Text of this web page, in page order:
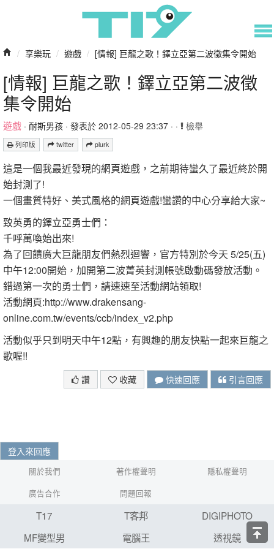
/ 享樂玩 / 遊戲 / [情報] 巨龍之歌！鐸立亞第二波徵集令開始
[情報] 巨龍之歌！鐸立亞第二波徵
集令開始
遊戲 · 耐斯男孩 · 發表於 2012-05-29 23:37 · · 檢舉
列印版 twitter plurk
這是一個我最近發現的網頁遊戲，之前期待蠻久了最近終於開
始封測了!
一個畫質特好、美式風格的網頁遊戲!蠻讚的中心分享給大家~
致英勇的鐸立亞勇士們：
千呼萬喚始出來!
為了回饋廣大巨龍朋友們熱烈迴響，官方特別於今天 5/25(五)
中午12:00開始，加開第二波菁英封測帳號啟動碼發放活動。
錯過第一次的勇士們，請速速至活動網站領取!
活動網頁:http://www.drakensang-
online.com.tw/events/ccb/index_v2.php
活動似乎只到明天中午12點，有興趣的朋友快點一起來巨龍之
歌喔!!
讚 收藏 快速回應 引言回應
登入來回應
關於我們 著作權聲明
隱私權聲明
廣告合作
問題回報
T17 T客邦
DIGIPHOTO
MF變型男
電腦王 透視鏡